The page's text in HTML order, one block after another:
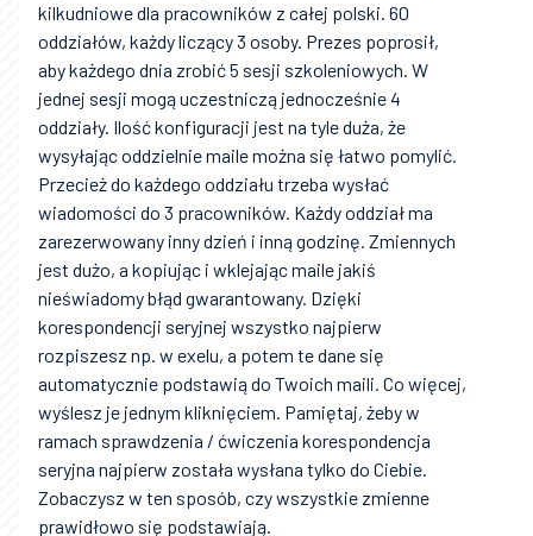
kilkudniowe dla pracowników z całej polski. 60
oddziałów, każdy liczący 3 osoby. Prezes poprosił,
aby każdego dnia zrobić 5 sesji szkoleniowych. W
jednej sesji mogą uczestniczą jednocześnie 4
oddziały. Ilość konfiguracji jest na tyle duża, że
wysyłając oddzielnie maile można się łatwo pomylić.
Przecież do każdego oddziału trzeba wysłać
wiadomości do 3 pracowników. Każdy oddział ma
zarezerwowany inny dzień i inną godzinę. Zmiennych
jest dużo, a kopiując i wklejając maile jakiś
nieświadomy błąd gwarantowany. Dzięki
korespondencji seryjnej wszystko najpierw
rozpiszesz np. w exelu, a potem te dane się
automatycznie podstawią do Twoich maili. Co więcej,
wyślesz je jednym kliknięciem. Pamiętaj, żeby w
ramach sprawdzenia / ćwiczenia korespondencja
seryjna najpierw została wysłana tylko do Ciebie.
Zobaczysz w ten sposób, czy wszystkie zmienne
prawidłowo się podstawiają.